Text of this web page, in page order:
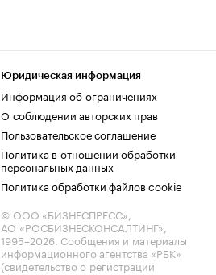
Юридическая информация
Информация об ограничениях
О соблюдении авторских прав
Пользовательское соглашение
Политика в отношении обработки
персональных данных
Политика обработки файлов cookie
© ООО «БИЗНЕСПРЕСС»,
АО «РОСБИЗНЕСКОНСАЛТИНГ»,
1995–2026. Сообщения и материалы
информационного агентства «РБК»
(свидетельство о регистрации